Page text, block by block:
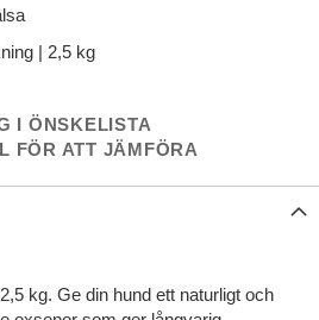
| 2,5 kg
I ÖNSKELISTA
FÖR ATT JÄMFÖRA
kg. Ge din hund ett naturligt och